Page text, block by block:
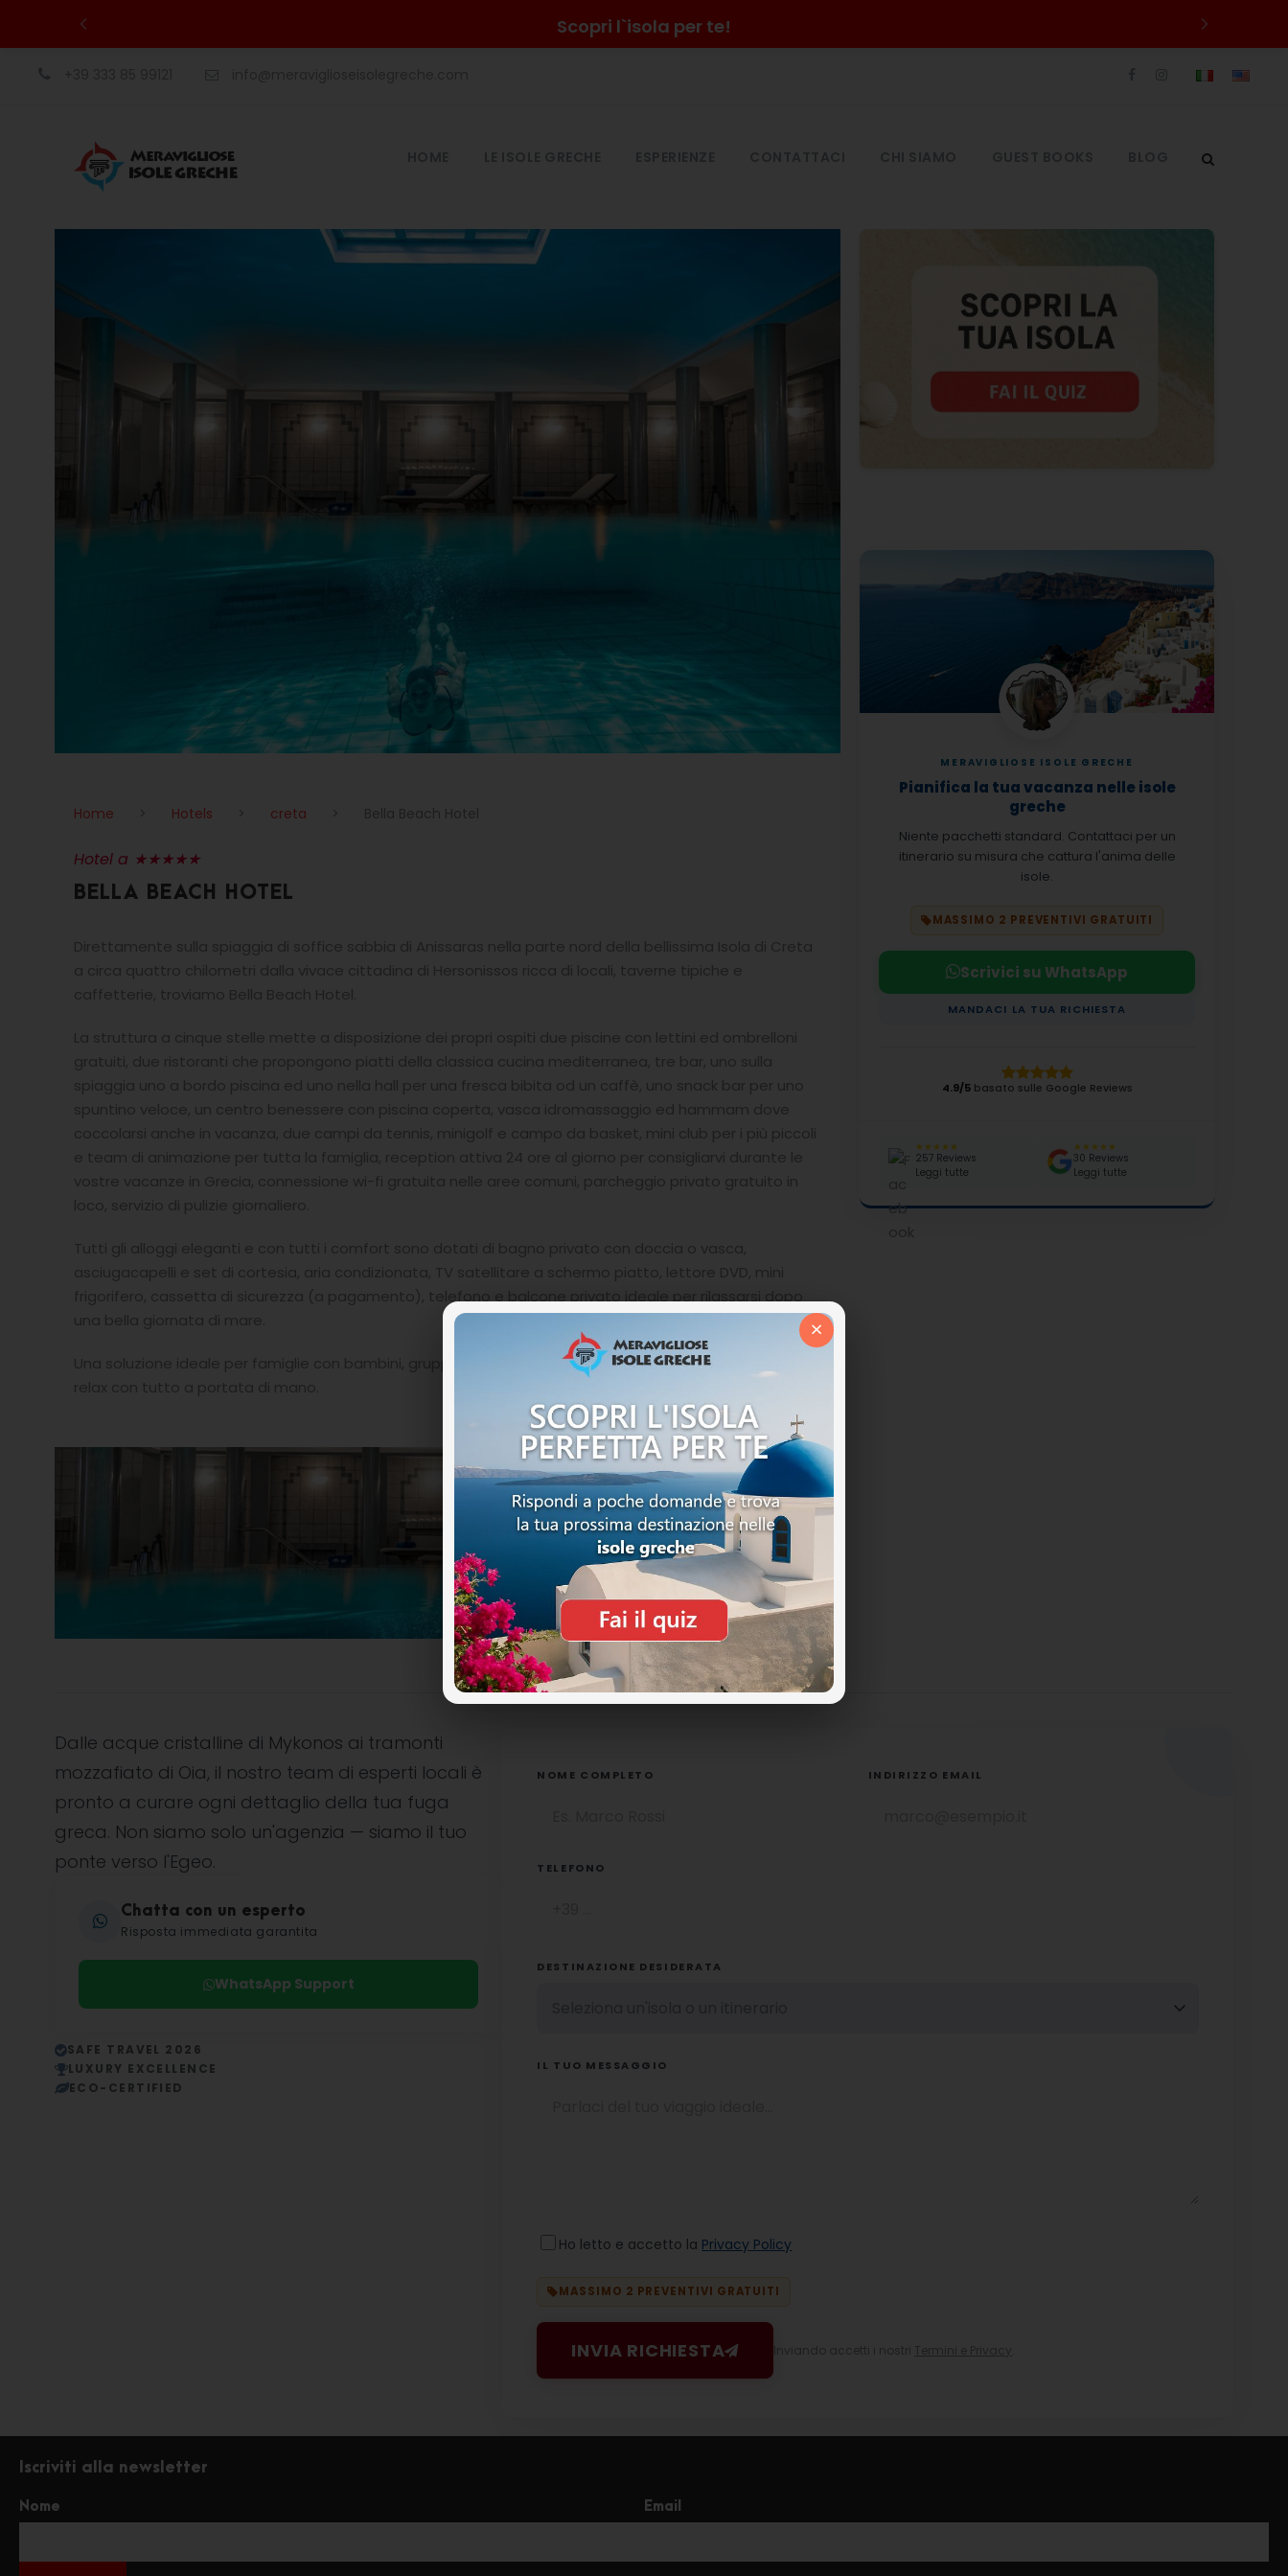
Scopri l`isola per te!
Home Hotels creta
Hotel a ★★★★★
BELLA BEACH HOTEL
frigorifero, cassetta di sicurezza (a pagamento), telefono e balcone privato ideale per rilassarsi dopo
Una soluzione ideale per famiglie con bambini, gruppi di amici o coppie per una vacanza all’insegna del
MERAVIGLIOSE ISOLE GRECHE
Pianifica la tua vacanza nelle isole
greche
Niente pacchetti standard. Contattaci per un
itinerario su misura che cattura l'anima delle
isole.
MASSIMO 2 PREVENTIVI GRATUITI
Scrivici su WhatsApp
MANDACI LA TUA RICHIESTA
4.9/5basato sulle Google Reviews
★★★★★
257 Reviews
Leggi tutte
★★★★★
30 Reviews
Leggi tutte
Dalle acque cristalline di Mykonos ai tramonti
mozzafiato di Oia, il nostro team di esperti locali è
pronto a curare ogni dettaglio della tua fuga
greca. Non siamo solo un'agenzia — siamo il tuo
ponte verso l'Egeo.
Chatta con un esperto
Risposta immediata garantita
WhatsApp Support
SAFE TRAVEL 2026
LUXURY EXCELLENCE
ECO-CERTIFIED
NOME COMPLETO INDIRIZZO EMAIL
TELEFONO
DESTINAZIONE DESIDERATA
IL TUO MESSAGGIO
Ho letto e accetto la Privacy Policy
MASSIMO 2 PREVENTIVI GRATUITI
INVIA RICHIESTA
Iscriviti alla newsletter
Nome Email
×